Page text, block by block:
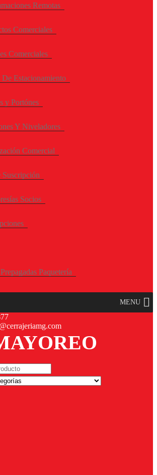
Remotas
Comerciales
Comerciales
De Estacionamiento
y Portónes
Y Niveladores
Comercial
Suscripción
Socios
Paquetería
MENU